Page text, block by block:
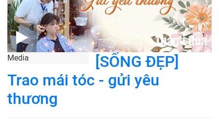
Media
[SỐNG ĐẸP]
Trao mái tóc - gửi yêu
thương